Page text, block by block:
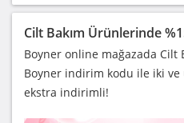
Cilt Bakım Ürünlerinde
Boyner online mağazada Cilt
Boyner indirim kodu ile iki
ekstra indirimli!